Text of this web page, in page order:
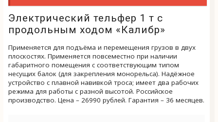
Электрический тельфер 1 т с
продольным ходом «Калибр»
Применяется для подъёма и перемещения грузов в двух
плоскостях. Применяется повсеместно при наличии
габаритного помещения с соответствующим типом
несущих балок (для закрепления монорельса). Надёжное
устройство с плавной навивкой троса; имеет два рабочих
режима для работы с разной высотой. Российское
производство. Цена – 26990 рублей. Гарантия – 36 месяцев.